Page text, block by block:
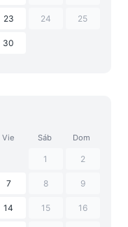
23 24 25
30
Vie Sáb Dom
1 2
7 8 9
14 15 16